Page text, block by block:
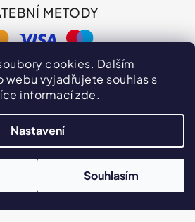
cookies. Dalším
webu vyjadřujete souhlas s
informacízde.
Nastavení
Souhlasím
METODY
VPOIS